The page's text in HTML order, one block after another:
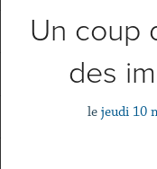
Un coup
des
le jeudi 10